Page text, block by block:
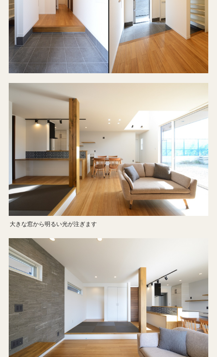
大きな窓から明るい光が注ぎます